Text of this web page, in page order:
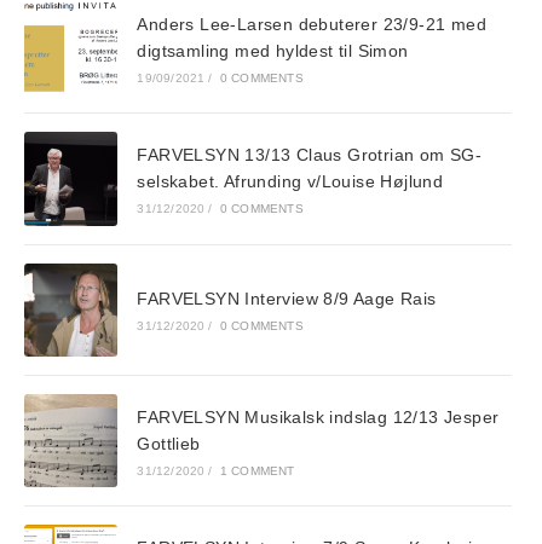
Anders Lee-Larsen debuterer 23/9-21 med
digtsamling med hyldest til Simon
19/09/2021 / 0 COMMENTS
FARVELSYN 13/13 Claus Grotrian om SG-
selskabet. Afrunding v/Louise Højlund
31/12/2020 / 0 COMMENTS
FARVELSYN Interview 8/9 Aage Rais
31/12/2020 / 0 COMMENTS
FARVELSYN Musikalsk indslag 12/13 Jesper
Gottlieb
31/12/2020 / 1 COMMENT